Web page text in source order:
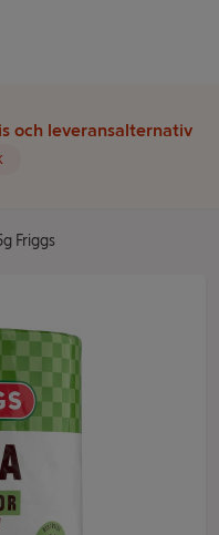
och leveransalternativ
Friggs